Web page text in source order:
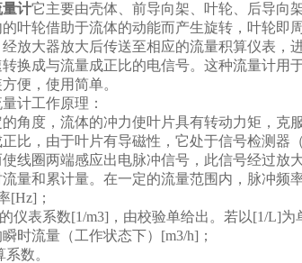
计它主要由壳体、前导向架、叶轮、后导向
叶轮借助于流体的动能而产生旋转，叶轮即
放大器放大后传送至相应的流量积算仪表
换成与流量成正比的电信号。这种流量计用
便，使用简单。
计工作原理：
角度，流体的冲力使叶片具有转动力矩，克
比，由于叶片有导磁性，它处于信号检测器
线圈两端感应出电脉冲信号，此信号经过放
量和累计量。在一定的流量范围内，脉冲频
；
表系数[1/m3]，由校验单给出。若以[1/L]为
时流量（工作状态下）[m3/h]；
数。